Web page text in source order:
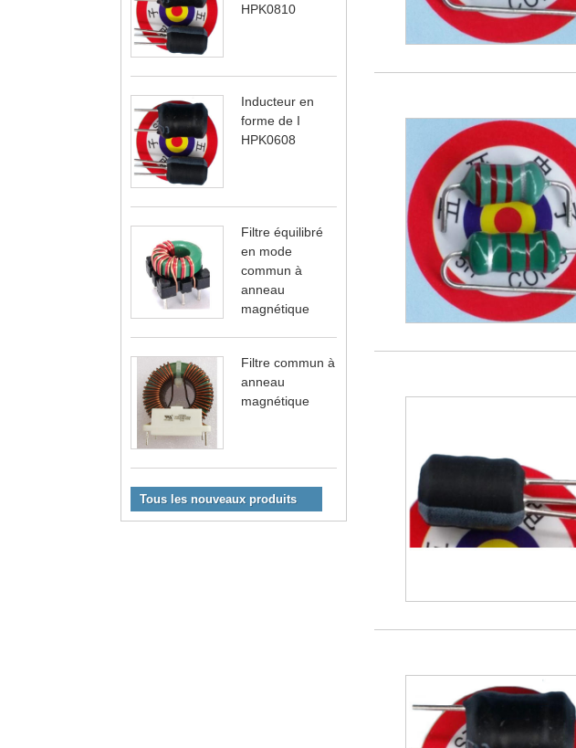
HPK0810
Inducteur en
forme de I
HPK0608
Filtre équilibré
en mode
commun à
anneau
magnétique
Filtre commun à
anneau
magnétique
Tous les nouveaux produits